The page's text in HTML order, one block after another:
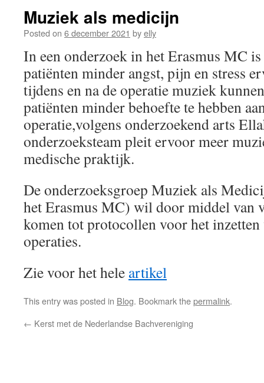
Muziek als medicijn
Posted on 6 december 2021 byelly
In een onderzoek in het Erasmus MC
patiënten minder angst, pijn en stress
tijdens en na de operatie muziek
patiënten minder behoefte te hebben
operatie,volgens onderzoekend arts
onderzoeksteam pleit ervoor meer
medische praktijk.
De onderzoeksgroep Muziek als
het Erasmus MC) wil door middel van
komen tot protocollen voor het
operaties.
Zie voor het hele artikel
This entry was posted in Blog. Bookmark thepermalink.
← Kerst met de Nederlandse Bachvereniging